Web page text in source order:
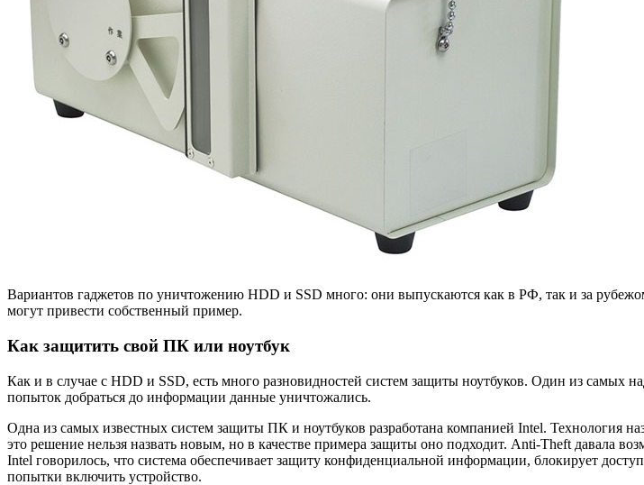
Вариантов гаджетов по уничтожению HDD и SSD много: они выпускаются как в РФ, так и за
могут привести собственный пример.
Как защитить свой ПК или ноутбук
Как и в случае с HDD и SSD, есть много разновидностей систем защиты ноутбуков. Один из
попыток добраться до информации данные уничтожались.
Одна из самых известных систем защиты ПК и ноутбуков разработана компанией Intel. Технология
это решение нельзя назвать новым, но в качестве примера защиты оно подходит. Anti-Theft давала
Intel говорилось, что система обеспечивает защиту конфиденциальной информации, блокирует
попытки включить устройство.